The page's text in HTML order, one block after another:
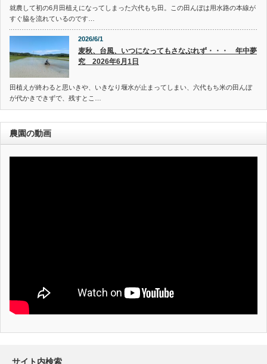
就農して初の6月田植えになってしまった六代もち田。この田んぼは用水路の本線が
すぐ脇を流れているのです…
2026/6/1
麦秋、台風、いつになってもさなぶれず・・・ 年中夢
究 2026年6月1日
田植えが終わると思いきや、いきなり堰水が止まってしまい、六代もち米の田んぼ
が代かきできずで、残すとこ…
農園の動画
サイト内検索